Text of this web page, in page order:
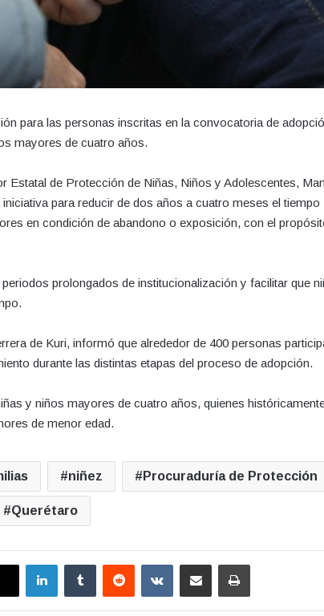
para las personas inscritas en la convocatoria de
mayores de cuatro años.
Estatal de Protección de Niñas, Niños y Adolescentes,
para reducir de dos años a cuatro meses el tiempo
en condición de abandono o exposición, con el
prolongados de institucionalización y facilitar que
de Kuri, informó que alrededor de 400 personas
durante las distintas etapas del proceso de adopción.
y niños mayores de cuatro años, quienes
de menor edad.
niñez Procuraduría de Protección
Querétaro
LinkedInTumblr Reddit VKontakteCompartir por correo electrónicoImprimir